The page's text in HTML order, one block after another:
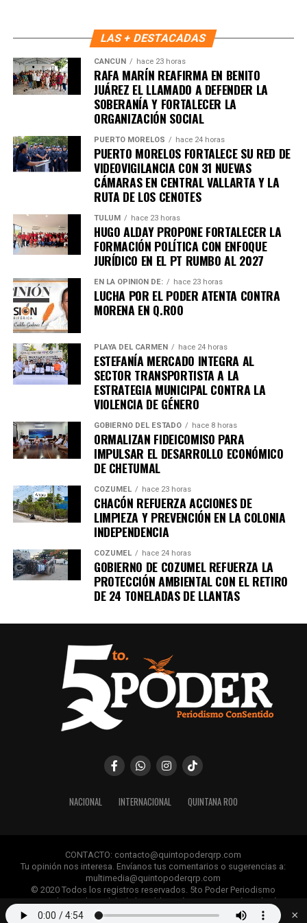
Recibe las noticias al instante
Únete al canal oficial de WhatsApp de
Quinto Podery recibe las noticias más
importantes de Quintana Roo directamente
en tu teléfono.
Unirme al canal de WhatsApp
LAS + DESTACADAS
CANCÚN hace 23 horas
RAFA MARÍN REAFIRMA EN BENITO
JUÁREZ EL LLAMADO A DEFENDER LA
SOBERANÍA Y FORTALECER LA
ORGANIZACIÓN SOCIAL
PUERTO MORELOS hace 24 horas
PUERTO MORELOS FORTALECE SU RED DE
VIDEOVIGILANCIA CON 31 NUEVAS
CÁMARAS EN CENTRAL VALLARTA Y LA
RUTA DE LOS CENOTES
TULUM hace 23 horas
HUGO ALDAY PROPONE FORTALECER LA
FORMACIÓN POLÍTICA CON ENFOQUE
JURÍDICO EN EL PT RUMBO AL 2027
EN LA OPINIÓN DE: hace 23 horas
LUCHA POR EL PODER ATENTA CONTRA
MORENA EN Q.ROO
PLAYA DEL CARMEN hace 24 horas
ESTEFANÍA MERCADO INTEGRA AL
SECTOR TRANSPORTISTA A LA
ESTRATEGIA MUNICIPAL CONTRA LA
VIOLENCIA DE GÉNERO
GOBIERNO DEL ESTADO hace 8 horas
ORMALIZAN FIDEICOMISO PARA
IMPULSAR EL DESARROLLO ECONÓMICO
DE CHETUMAL
COZUMEL hace 23 horas
CHACÓN REFUERZA ACCIONES DE
LIMPIEZA Y PREVENCIÓN EN LA COLONIA
INDEPENDENCIA
COZUMEL hace 24 horas
GOBIERNO DE COZUMEL REFUERZA LA
PROTECCIÓN AMBIENTAL CON EL RETIRO
DE 24 TONELADAS DE LLANTAS
NACIONAL INTERNACIONAL QUINTANA ROO
CONTACTO: contacto@quintopoderqrp.com
Tu opinión nos interesa. Envíanos tus comentarios o sugerencias a:
multimedia@quintopoderqrp.com
© 2020 Todos los registros reservados. 5to Poder Periodismo
ConSentido Queda prohibida la publicación, retransmisión, edición y
cualquier uso de los contenidos sin permiso previo.
×